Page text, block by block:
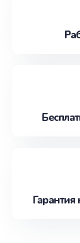
Гарантия